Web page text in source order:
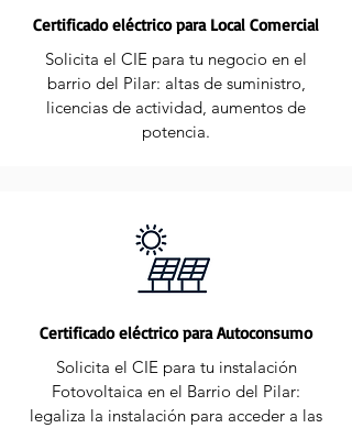
Certificado eléctrico para Local Comercial
Solicita el CIE para tu negocio en el
barrio del Pilar: altas de suministro,
licencias de actividad, aumentos de
potencia.
Certificado eléctrico para Autoconsumo
Solicita el CIE para tu instalación
Fotovoltaica en el Barrio del Pilar:
legaliza la instalación para acceder a las